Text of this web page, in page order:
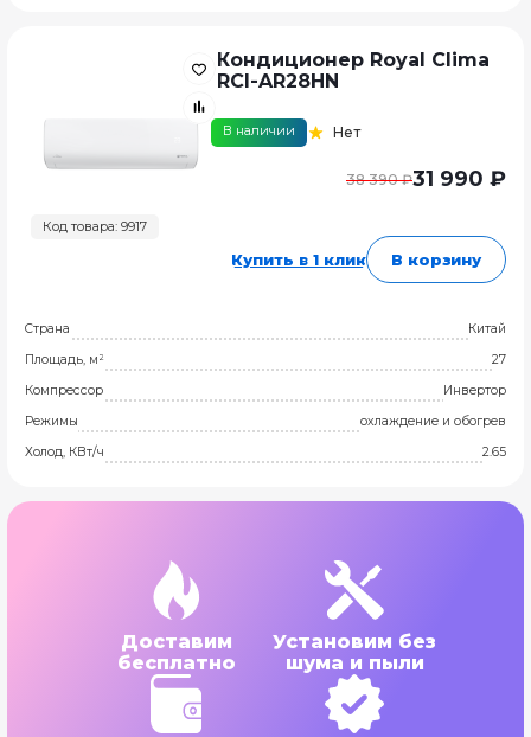
Код товара: 9917
Кондиционер Royal Clima
RCI-AR28HN
В наличии Нет
38 390 ₽31 990 ₽
Купить в 1 клик В корзину
Страна
Китай
Площадь, м²
27
Компрессор
Инвертор
Режимы
охлаждение и обогрев
Холод, КВт/ч
2.65
Доставим
бесплатно
Установим без
шума и пыли